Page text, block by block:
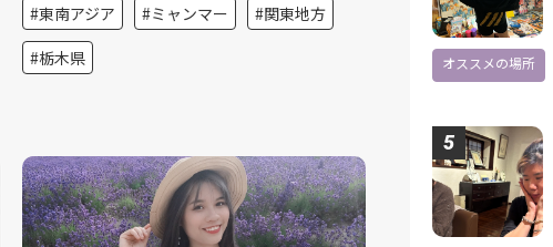
東南アジア ミャンマー
関東地方
栃木県
オススメの場所